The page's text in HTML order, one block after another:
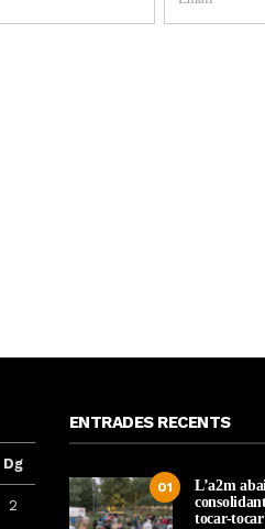
Dg
2
ENTRADES RECENTS
01
L’a2m
tocar-